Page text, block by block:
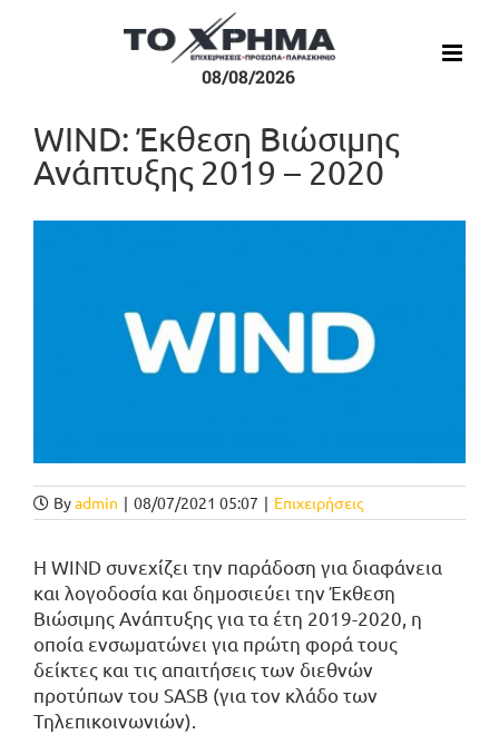
08/08/2026
WIND: Έκθεση Βιώσιμης
Ανάπτυξης 2019 – 2020
Byadmin | 08/07/2021 05:07 | Επιχειρήσεις
Η WIND συνεχίζει την παράδοση για διαφάνεια
και λογοδοσία και δημοσιεύει την Έκθεση
Βιώσιμης Ανάπτυξης για τα έτη 2019-2020, η
οποία ενσωματώνει για πρώτη φορά τους
δείκτες και τις απαιτήσεις των διεθνών
προτύπων του SASB (για τον κλάδο των
Τηλεπικοινωνιών).